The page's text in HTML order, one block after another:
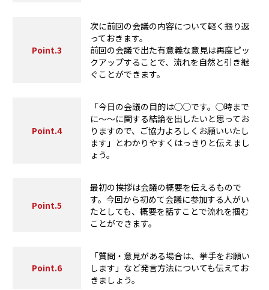
Point.3
次に前回の会議の内容について軽く振り返
っておきます。
前回の会議で出た有意義な意見は再度ピッ
クアップすることで、流れを自然と引き継
ぐことができます。
Point.4
「今日の会議の目的は◯◯です。◯時まで
に～～に関する結論を出したいと思ってお
りますので、ご協力よろしくお願いいたし
ます」とわかりやすくはっきりと伝えまし
ょう。
Point.5
最初の挨拶は会議の概要を伝えるもので
す。今回から初めて会議に参加する人がい
たとしても、概要を話すことで流れを掴む
ことができます。
Point.6
「質問・意見がある場合は、挙手をお願い
します」など発言方法についても伝えてお
きましょう。